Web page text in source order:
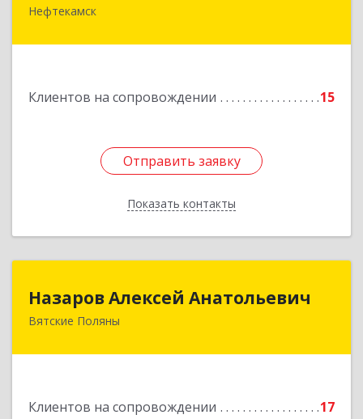
Нефтекамск
Клиентов на сопровождении 15
Отправить заявку
Показать контакты
452684, Башкортостан Респ, Нефтекамск г,
Отправить заявку
Назад
Назаров Алексей Анатольевич
Вятские Поляны
Клиентов на сопровождении 17
Назаров Алексей Анатольевич
612964,Кировская обл,город Вятские Поляны